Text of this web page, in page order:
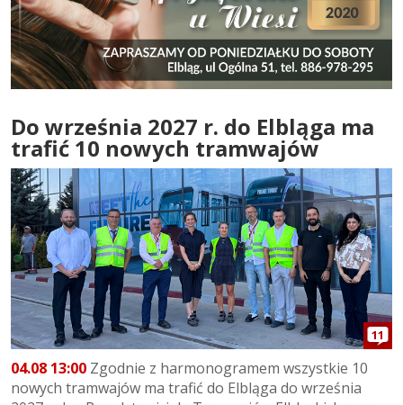
Do września 2027 r. do Elbląga ma
trafić 10 nowych tramwajów
11
04.08 13:00 Zgodnie z harmonogramem wszystkie 10
nowych tramwajów ma trafić do Elbląga do września